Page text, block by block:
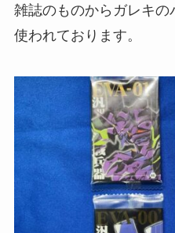
雑誌のものからガレキ
使われております。